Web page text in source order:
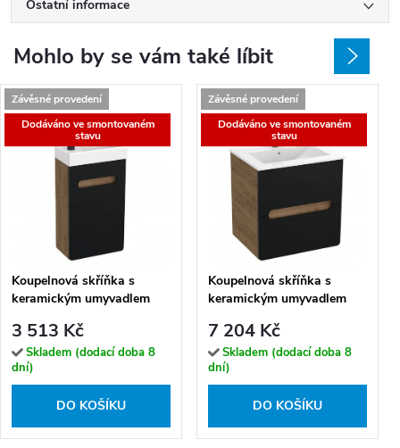
Ostatní informace
Mohlo by se vám také líbit
Závěsné provedení
Dodáváno ve smontovaném
stavu
Koupelnová skříňka s
keramickým umyvadlem
3 513 Kč
Skladem (dodací doba 8
dní)
DO KOŠÍKU
Závěsné provedení
Dodáváno ve smontovaném
stavu
Koupelnová skříňka s
keramickým umyvadlem
7 204 Kč
Skladem (dodací doba 8
dní)
DO KOŠÍKU